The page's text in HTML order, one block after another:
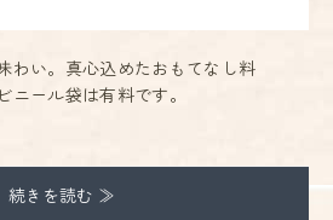
わい。真心込めたおもてなし料
ール袋は有料です。
続きを読む ≫